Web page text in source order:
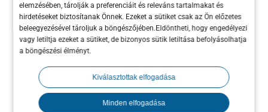
elemzésében, tárolják a preferenciáit és releváns tartalmakat és
hirdetéseket biztosítanak Önnek. Ezeket a sütiket csak az Ön előzetes
beleegyezésével tároljuk a böngészőjében.Eldöntheti, hogy engedélyezi
vagy letiltja ezeket a sütiket, de bizonyos sütik letiltása befolyásolhatja
a böngészési élményt.
Kiválasztottak elfogadása
Minden elfogadása
számára élvezetes és könnyen kezelhető
legyen.
Emellett a visszajelzések remekül
felhasználhatók referenciaként is.
Ha feltöltjük és megjelenítjük az elismerő